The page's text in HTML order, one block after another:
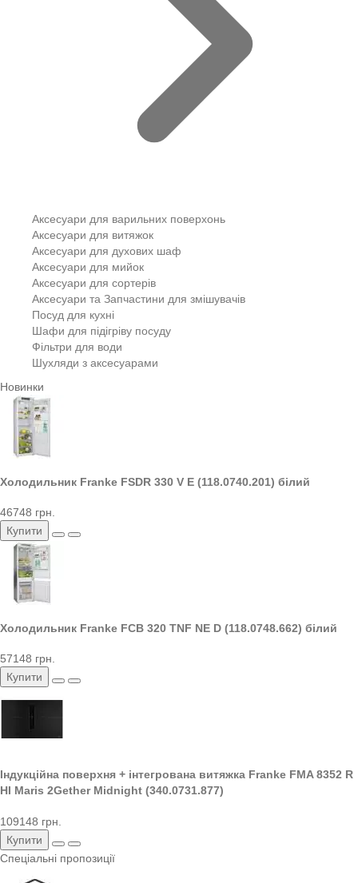
Аксесуари для варильних поверхонь
Аксесуари для витяжок
Аксесуари для духових шаф
Аксесуари для мийок
Аксесуари для сортерів
Аксесуари та Запчастини для змішувачів
Посуд для кухні
Шафи для підігріву посуду
Фільтри для води
Шухляди з аксесуарами
Новинки
Холодильник Franke FSDR 330 V E (118.0740.201) білий
46748 грн.
Купити
Холодильник Franke FCB 320 TNF NE D (118.0748.662) білий
57148 грн.
Купити
Індукційна поверхня + інтегрована витяжка Franke FMA 8352 R
HI Maris 2Gether Midnight (340.0731.877)
109148 грн.
Купити
Спеціальні пропозиції